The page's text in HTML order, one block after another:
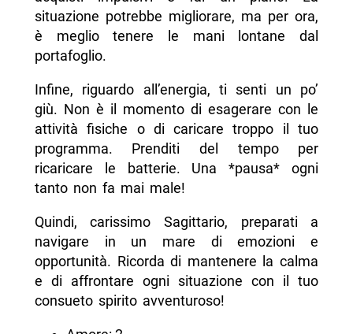
situazione potrebbe migliorare, ma per ora,
è meglio tenere le mani lontane dal
portafoglio.
Infine, riguardo all’energia, ti senti un po’
giù. Non è il momento di esagerare con le
attività fisiche o di caricare troppo il tuo
programma. Prenditi del tempo per
ricaricare le batterie. Una *pausa* ogni
tanto non fa mai male!
Quindi, carissimo Sagittario, preparati a
navigare in un mare di emozioni e
opportunità. Ricorda di mantenere la calma
e di affrontare ogni situazione con il tuo
consueto spirito avventuroso!